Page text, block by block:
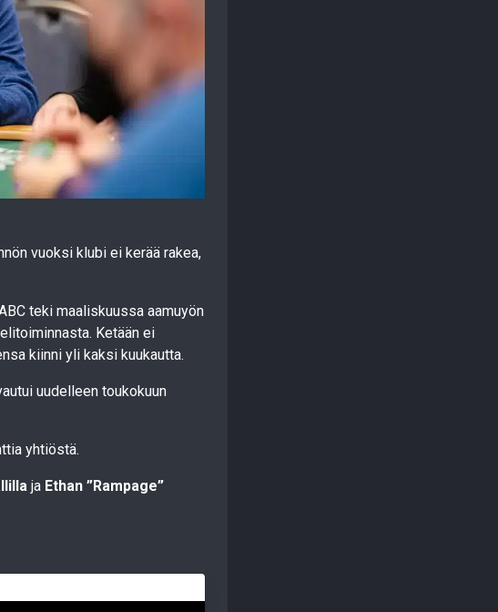
vuoksi klubi ei kerää rakea,
teki maaliskuussa aamuyön
Ketään ei
kiinni yli kaksi kuukautta.
uudelleen toukokuun
yhtiöstä.
ja Ethan ”Rampage”